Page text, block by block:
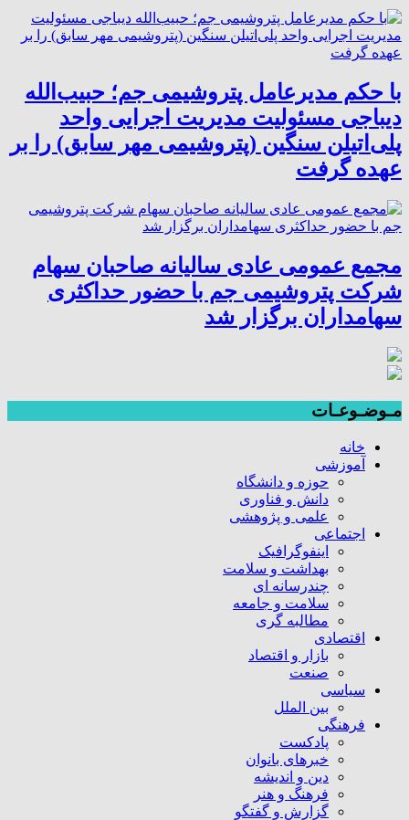
با حکم مدیرعامل پتروشیمی جم؛ حبیب‌الله
دیباجی مسئولیت مدیریت اجرایی واحد
پلی‌اتیلن سنگین (پتروشیمی مهر سابق) را بر
عهده گرفت
مجمع عمومی عادی سالیانه صاحبان سهام
شرکت پتروشیمی جم با حضور حداکثری
سهامداران برگزار شد
مـوضـوعـات
خانه
آموزشی
حوزه و دانشگاه
دانش و فناوری
علمی و پژوهشی
اجتماعی
اینفوگرافیک
بهداشت و سلامت
چندرسانه ای
سلامت و جامعه
مطالبه گری
اقتصادی
بازار و اقتصاد
صنعت
سیاسی
بین الملل
فرهنگی
پادکست
خبرهای بانوان
دین و اندیشه
فرهنگ و هنر
گزارش و گفتگو